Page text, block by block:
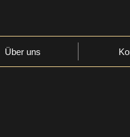
Über uns